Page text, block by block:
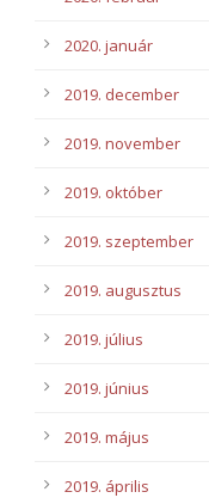
2020. január
2019. december
2019. november
2019. október
2019. szeptember
2019. augusztus
2019. július
2019. június
2019. május
2019. április